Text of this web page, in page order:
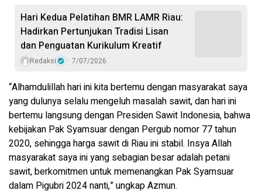
Hari Kedua Pelatihan BMR LAMR Riau:
Hadirkan Pertunjukan Tradisi Lisan
dan Penguatan Kurikulum Kreatif
Redaksi 7/07/2026
“Alhamdulillah hari ini kita bertemu dengan masyarakat saya
yang dulunya selalu mengeluh masalah sawit, dan hari ini
bertemu langsung dengan Presiden Sawit Indonesia, bahwa
kebijakan Pak Syamsuar dengan Pergub nomor 77 tahun
2020, sehingga harga sawit di Riau ini stabil. Insya Allah
masyarakat saya ini yang sebagian besar adalah petani
sawit, berkomitmen untuk memenangkan Pak Syamsuar
dalam Pigubri 2024 nanti,” ungkap Azmun.